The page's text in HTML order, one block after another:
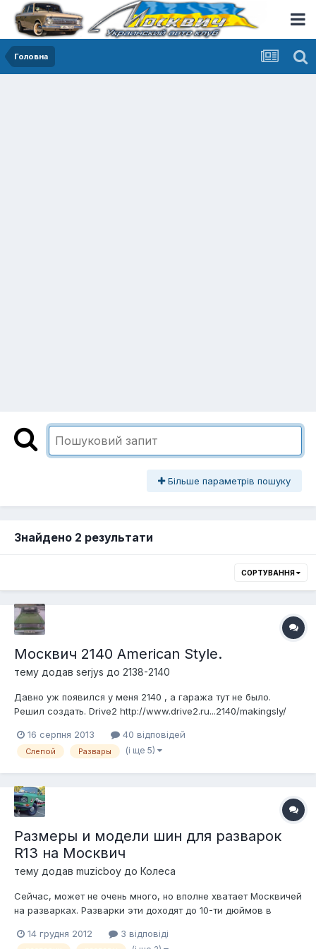
Головна
Більше параметрів пошуку
Знайдено 2 результати
СОРТУВАННЯ
Москвич 2140 American Style.
тему додав serjys до 2138-2140
Давно уж появился у меня 2140 , а гаража тут не было.
Решил создать. Drive2 http://www.drive2.ru...2140/makingsly/
заменен задний ртц, заменены рулевые наконечники,
поменяны задние фонари, лампы в передних фарах,
16 серпня 2013 40 відповідей
Слепой Развары (і ще 5)
Размеры и модели шин для разварок
R13 на Москвич
тему додав muzicboy до Колеса
Сейчас, может не очень много, но вполне хватает Москвичей
на разварках. Разварки эти доходят до 10-ти дюймов в
нравится широкая резина. Сам присматривал розварки
14 грудня 2012 3 відповіді